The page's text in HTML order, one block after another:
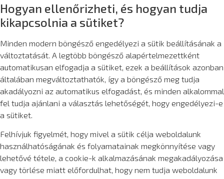
Hogyan ellenőrizheti, és hogyan tudja
kikapcsolnia a sütiket?
Minden modern böngésző engedélyezi a sütik beállításának a
változtatását. A legtöbb böngésző alapértelmezettként
automatikusan elfogadja a sütiket, ezek a beállítások azonban
általában megváltoztathatók, így a böngésző meg tudja
akadályozni az automatikus elfogadást, és minden alkalommal
fel tudja ajánlani a választás lehetőségét, hogy engedélyezi-e
a sütiket.
Felhívjuk figyelmét, hogy mivel a sütik célja weboldalunk
használhatóságának és folyamatainak megkönnyítése vagy
lehetővé tétele, a cookie-k alkalmazásának megakadályozása
vagy törlése miatt előfordulhat, hogy nem tudja weboldalunk